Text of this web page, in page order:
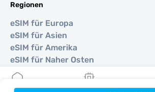
Regionen
eSIM für Europa
eSIM für Asien
eSIM für Amerika
eSIM für Naher Osten
eSIM für Ozeanien